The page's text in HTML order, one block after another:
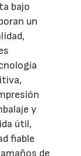
bajo
un
y
útil,
fiable